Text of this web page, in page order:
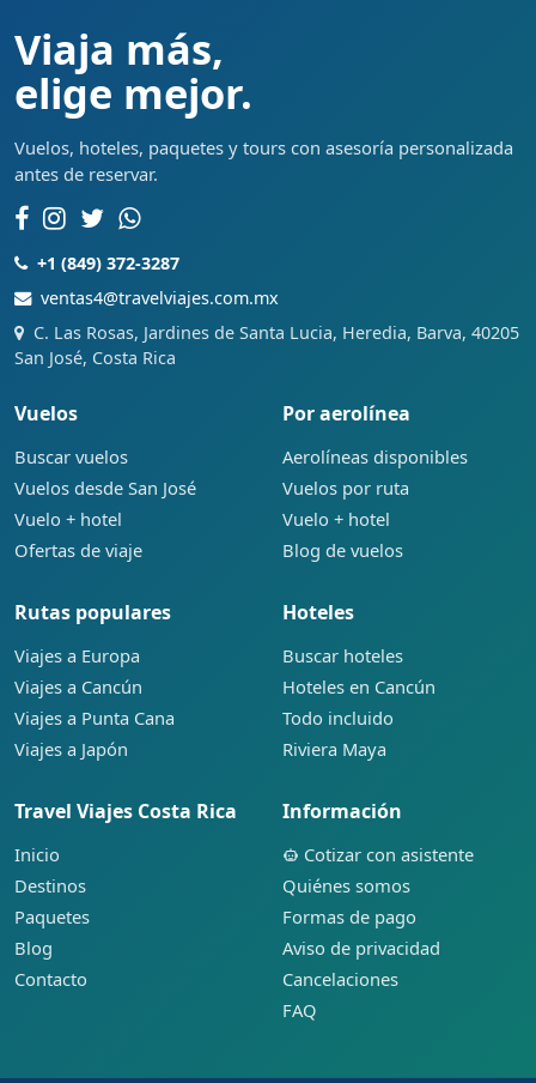
Viaja más,
elige mejor.
Vuelos, hoteles, paquetes y tours con asesoría personalizada
antes de reservar.
+1 (849) 372-3287
ventas4@travelviajes.com.mx
C. Las Rosas, Jardines de Santa Lucia, Heredia, Barva, 40205
San José, Costa Rica
Vuelos
Buscar vuelos
Vuelos desde San José
Vuelo + hotel
Ofertas de viaje
Por aerolínea
Aerolíneas disponibles
Vuelos por ruta
Vuelo + hotel
Blog de vuelos
Rutas populares
Viajes a Europa
Viajes a Cancún
Viajes a Punta Cana
Viajes a Japón
Hoteles
Buscar hoteles
Hoteles en Cancún
Todo incluido
Riviera Maya
Travel Viajes Costa Rica
Inicio
Destinos
Paquetes
Blog
Contacto
Información
Cotizar con asistente
Quiénes somos
Formas de pago
Aviso de privacidad
Cancelaciones
FAQ